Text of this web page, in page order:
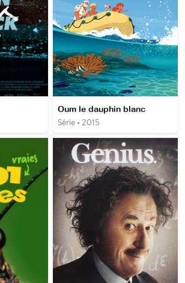
Oum le dauphin blanc
Série • 2015